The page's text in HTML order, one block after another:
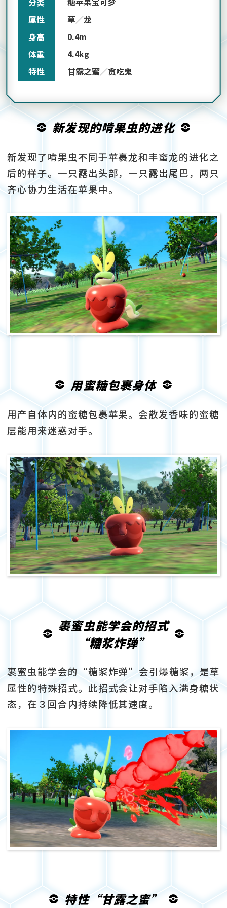
属性
草／龙
身高
0.4m
体重
4.4kg
特性
甘露之蜜／贪吃鬼
新发现的啃果虫的进化
新发现了啃果虫不同于苹裹龙和丰蜜龙的进化之
后的样子。一只露出头部，一只露出尾巴，两只
齐心协力生活在苹果中。
用蜜糖包裹身体
用产自体内的蜜糖包裹苹果。会散发香味的蜜糖
层能用来迷惑对手。
裹蜜虫能学会的招式
“糖浆炸弹”
裹蜜虫能学会的“糖浆炸弹”会引爆糖浆，是草
属性的特殊招式。此招式会让对手陷入满身糖状
态，在３回合内持续降低其速度。
特性“甘露之蜜”